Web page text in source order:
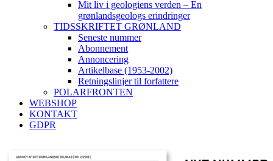
Mit liv i geologiens verden – En
grønlandsgeologs erindringer
TIDSSKRIFTET GRØNLAND
Seneste nummer
Abonnement
Annoncering
Artikelbase (1953-2002)
Retningslinjer til forfattere
POLARFRONTEN
WEBSHOP
KONTAKT
GDPR